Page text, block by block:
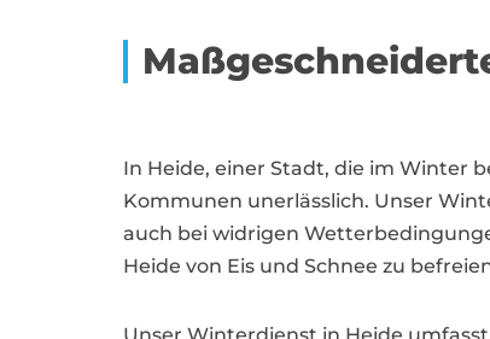
In Heide, einer Stadt, die im Winter
Kommunen unerlässlich. Unser
auch bei widrigen
Heide von Eis und Schnee zu